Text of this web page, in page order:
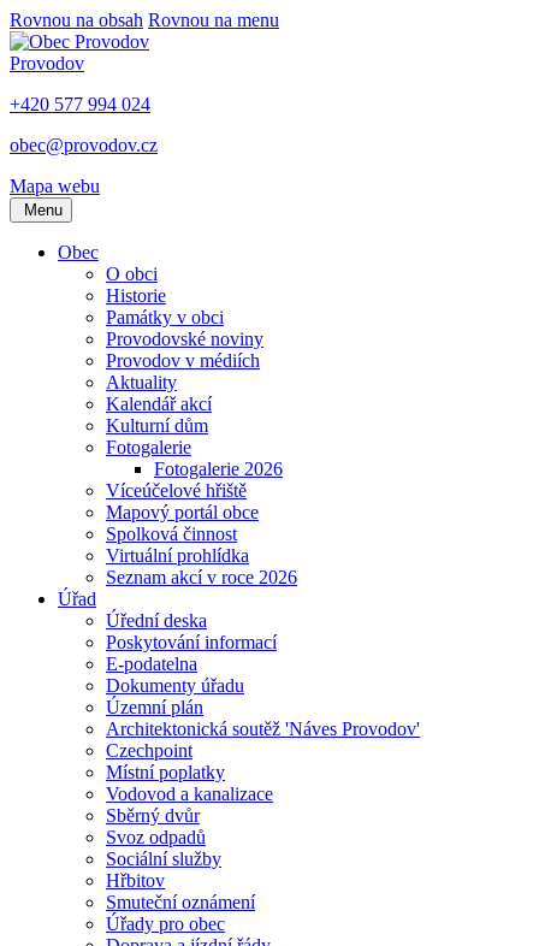
Rovnou na obsah Rovnou na menu
Provodov
+420 577 994 024
obec@provodov.cz
Mapa webu
Menu
Obec
O obci
Historie
Památky v obci
Provodovské noviny
Provodov v médiích
Aktuality
Kalendář akcí
Kulturní dům
Fotogalerie
Fotogalerie 2026
Víceúčelové hřiště
Mapový portál obce
Spolková činnost
Virtuální prohlídka
Seznam akcí v roce 2026
Úřad
Úřední deska
Poskytování informací
E-podatelna
Dokumenty úřadu
Územní plán
Architektonická soutěž 'Náves Provodov'
Czechpoint
Místní poplatky
Vodovod a kanalizace
Sběrný dvůr
Svoz odpadů
Sociální služby
Hřbitov
Smuteční oznámení
Úřady pro obec